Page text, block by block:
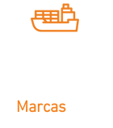
Marcas